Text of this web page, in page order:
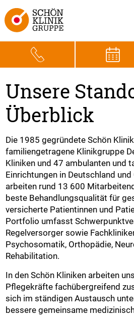
Unsere
Überblick
Die 1985 gegründete Schön
familiengetragene Klinikgruppe
Kliniken und 47 ambulanten und
Einrichtungen in Deutschland
arbeiten rund 13 600
beste Behandlungsqualität für
versicherte Patientinnen und
Portfolio umfasst
Regelversorger sowie
Psychosomatik, Orthopädie,
Rehabilitation.
In den Schön Kliniken arbeiten
Pflegekräfte fachübergreifend
sich im ständigen Austausch
bessere gemeinsame